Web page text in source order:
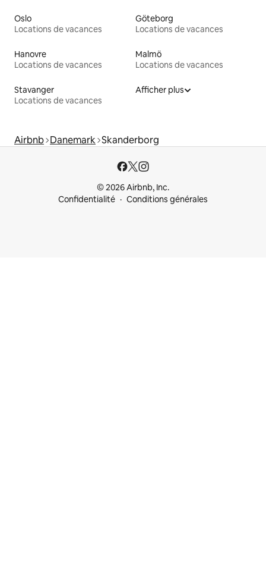
Oslo
Locations de vacances
Göteborg
Locations de vacances
Hanovre
Locations de vacances
Malmö
Locations de vacances
Stavanger
Locations de vacances
Afficher plus
Airbnb Danemark Skanderborg
© 2026 Airbnb, Inc.
Confidentialité
Conditions générales